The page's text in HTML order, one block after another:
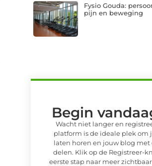
Fysio Gouda:
pijn en beweging
Begin
Wacht niet langer en
platform is de ideale plek om
laten horen en jouw blog met
delen. Klik op de Registreer-
eerste stap naar meer